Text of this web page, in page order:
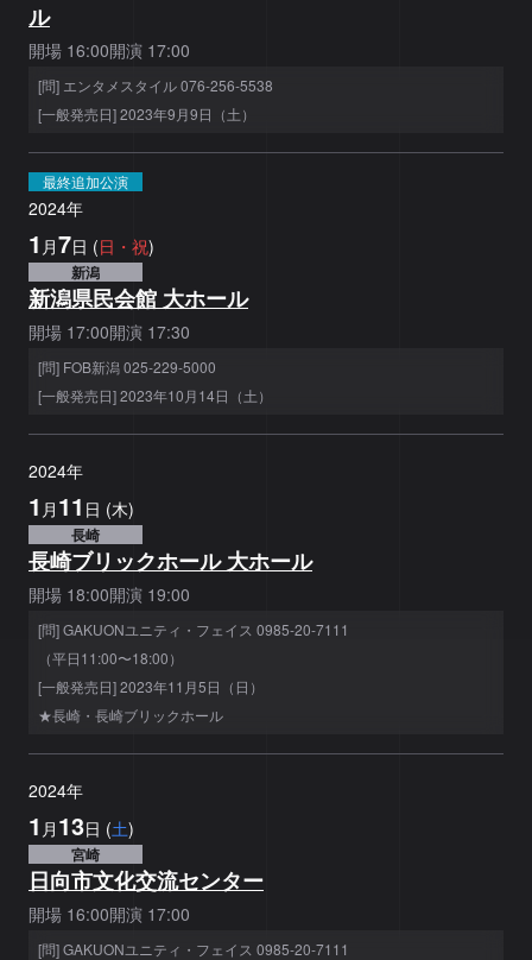
ル
開場 16:00開演 17:00
[問] エンタメスタイル 076-256-5538
[一般発売日] 2023年9月9日（土）
最終追加公演
2024年
1 月7日 (日 ・祝)
新潟
新潟県民会館 大ホール
開場 17:00開演 17:30
[問] FOB新潟 025-229-5000
[一般発売日] 2023年10月14日（土）
2024年
1 月 11 日 (木)
長崎
長崎ブリックホール 大ホール
開場 18:00開演 19:00
[問] GAKUONユニティ・フェイス 0985-20-7111
（平日11:00〜18:00）
[一般発売日] 2023年11月5日（日）
★長崎・長崎ブリックホール
2024年
1 月 13日 (土)
宮崎
日向市文化交流センター
開場 16:00開演 17:00
[問] GAKUONユニティ・フェイス 0985-20-7111